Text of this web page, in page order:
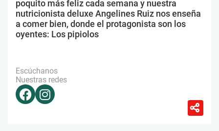
poquito más feliz cada semana y nuestra
nutricionista deluxe Angelines Ruiz nos enseña
a comer bien, donde el protagonista son los
oyentes: Los pipiolos
Escúchanos
Nuestras redes